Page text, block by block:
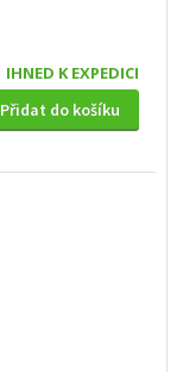
IHNED K EXPEDICI
Přidat do košíku